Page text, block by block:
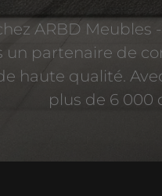
ARBD
un partenaire de
haute qualité.
plus de 6 000